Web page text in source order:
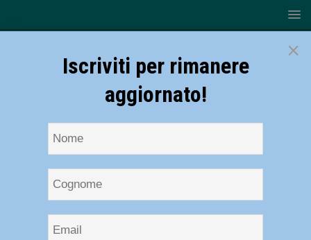
×
Iscriviti per rimanere
aggiornato!